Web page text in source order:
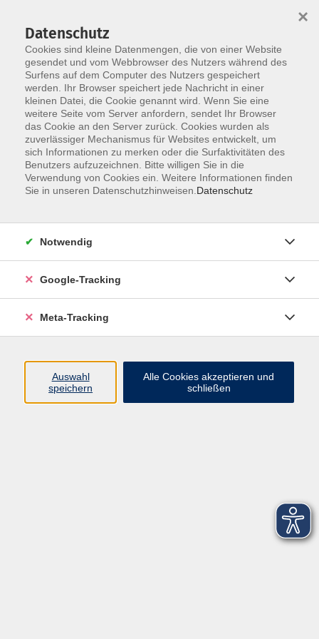
Skip to main content
Der Kurs konnte nicht gefunden werden.
Über uns
Datenschutz
Cookies sind kleine Datenmengen, die von einer Website
gesendet und vom Webbrowser des Nutzers während des
Surfens auf dem Computer des Nutzers gespeichert
werden. Ihr Browser speichert jede Nachricht in einer
kleinen Datei, die Cookie genannt wird. Wenn Sie eine
weitere Seite vom Server anfordern, sendet Ihr Browser
das Cookie an den Server zurück. Cookies wurden als
zuverlässiger Mechanismus für Websites entwickelt, um
sich Informationen zu merken oder die Surfaktivitäten des
Benutzers aufzuzeichnen. Bitte willigen Sie in die
Verwendung von Cookies ein. Weitere Informationen finden
Sie in unseren Datenschutzhinweisen. Datenschutz
×
Notwendig
Google-Tracking
Meta-Tracking
Auswahl
speichern
Alle Cookies akzeptieren und
schließen